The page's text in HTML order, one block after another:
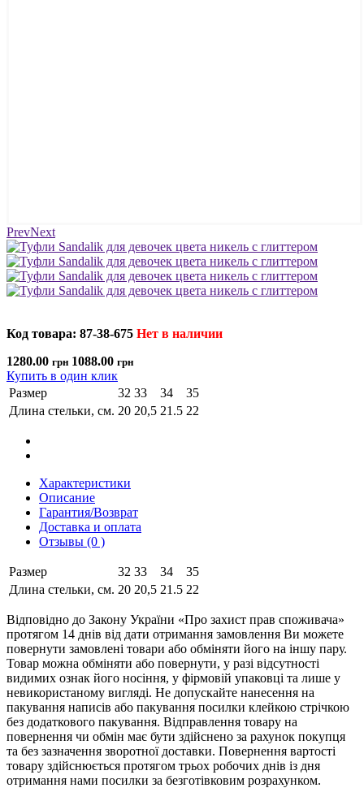
PrevNext
Код товара: 87-38-675 Нет в наличии
1280.00 грн 1088.00 грн
Купить в один клик
Размер
32 33 34
35
Длина стельки, см. 20 20,5 21.5 22
Характеристики
Описание
Гарантия/Возврат
Доставка и оплата
Отзывы (0 )
Размер 32 33 34
35
Длина стельки, см. 20 20,5 21.5 22
Відповідно до Закону України «Про захист прав споживача»
протягом 14 днів від дати отримання замовлення Ви можете
повернути замовлені товари або обміняти його на іншу пару.
Товар можна обміняти або повернути, у разі відсутності
видимих ​​ознак його носіння, у фірмовій упаковці та лише у
невикористаному вигляді. Не допускайте нанесення на
пакування написів або пакування посилки клейкою стрічкою
без додаткового пакування. Відправлення товару на
повернення чи обмін має бути здійснено за рахунок покупця
та без зазначення зворотної доставки. Повернення вартості
товару здійснюється протягом трьох робочих днів із дня
отримання нами посилки за безготівковим розрахунком.